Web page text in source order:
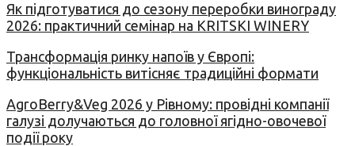
Як підготуватися до сезону переробки винограду
2026: практичний семінар на KRITSKI WINERY
Трансформація ринку напоїв у Європі:
функціональність витісняє традиційні формати
AgroBerry&Veg 2026 у Рівному: провідні компанії
галузі долучаються до головної ягідно-овочевої
події року